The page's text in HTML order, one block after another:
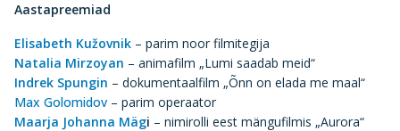
Aastapreemiad
Elisabeth Kužovnik – parim noor filmitegija
Natalia Mirzoyan – animafilm „Lumi saadab meid“
Indrek Spungin – dokumentaalfilm „Õnn on elada me maal“
Max Golomidov – parim operaator
Maarja Johanna Mägi – nimirolli eest mängufilmis „Aurora“